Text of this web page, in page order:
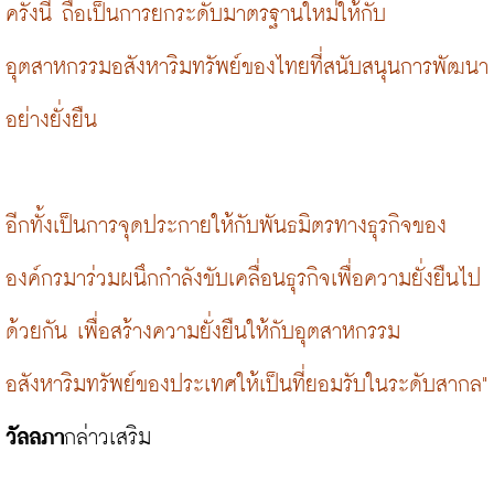
ครั้งนี้ ถือเป็นการยกระดับมาตรฐานใหม่ให้กับ
อุตสาหกรรมอสังหาริมทรัพย์ของไทยที่สนับสนุนการพัฒนา
อย่างยั่งยืน
อีกทั้งเป็นการจุดประกายให้กับพันธมิตรทางธุรกิจของ
องค์กรมาร่วมผนึกกำลังขับเคลื่อนธุรกิจเพื่อความยั่งยืนไป
ด้วยกัน เพื่อสร้างความยั่งยืนให้กับอุตสาหกรรม
อสังหาริมทรัพย์ของประเทศให้เป็นที่ยอมรับในระดับสากล"
วัลลภากล่าวเสริม